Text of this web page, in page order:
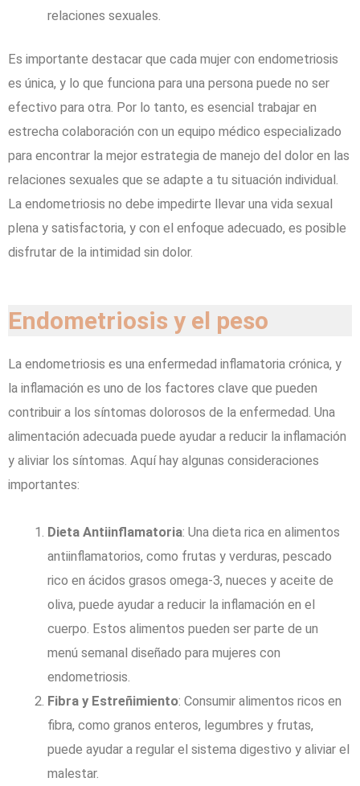
relaciones sexuales.
Es importante destacar que cada mujer con endometriosis
es única, y lo que funciona para una persona puede no ser
efectivo para otra. Por lo tanto, es esencial trabajar en
estrecha colaboración con un equipo médico especializado
para encontrar la mejor estrategia de manejo del dolor en las
relaciones sexuales que se adapte a tu situación individual.
La endometriosis no debe impedirte llevar una vida sexual
plena y satisfactoria, y con el enfoque adecuado, es posible
disfrutar de la intimidad sin dolor.
Endometriosis y el peso
La endometriosis es una enfermedad inflamatoria crónica, y
la inflamación es uno de los factores clave que pueden
contribuir a los síntomas dolorosos de la enfermedad. Una
alimentación adecuada puede ayudar a reducir la inflamación
y aliviar los síntomas. Aquí hay algunas consideraciones
importantes:
Dieta Antiinflamatoria: Una dieta rica en alimentos
antiinflamatorios, como frutas y verduras, pescado
rico en ácidos grasos omega-3, nueces y aceite de
oliva, puede ayudar a reducir la inflamación en el
cuerpo. Estos alimentos pueden ser parte de un
menú semanal diseñado para mujeres con
endometriosis.
Fibra y Estreñimiento: Consumir alimentos ricos en
fibra, como granos enteros, legumbres y frutas,
puede ayudar a regular el sistema digestivo y aliviar el
malestar.